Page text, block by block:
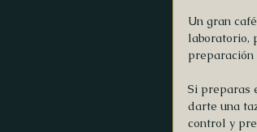
Un gran
laboratorio,
preparación
Si preparas
darte una
control y